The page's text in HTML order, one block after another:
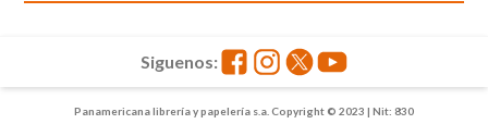
Panamericana librería y papelería s.a. Copyright © 2023 | Nit: 830
Siguenos: